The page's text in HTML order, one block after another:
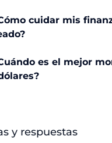
cuidar mis
es el mejor
y respuestas